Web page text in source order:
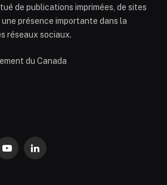
de publications imprimées, de sites
présence importante dans la
réseaux sociaux.
du Canada
YouTubeLinkedIn